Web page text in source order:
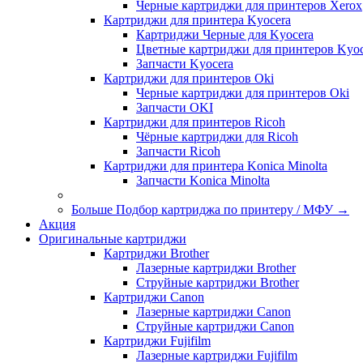
Черные картриджи для принтеров Xerox
Картриджи для принтера Kyocera
Картриджи Черные для Kyocera
Цветные картриджи для принтеров
Запчасти Kyocera
Картриджи для принтеров Oki
Черные картриджи для принтеров Oki
Запчасти OKI
Картриджи для принтеров Ricoh
Чёрные картриджи для Ricoh
Запчасти Ricoh
Картриджи для принтера Konica Minolta
Запчасти Koniсa Minolta
Больше Подбор картриджа по принтеру / МФУ →
Акция
Оригинальные картриджи
Картриджи Brother
Лазерные картриджи Brother
Струйные картриджи Brother
Картриджи Canon
Лазерные картриджи Canon
Струйные картриджи Canon
Картриджи Fujifilm
Лазерные картриджи Fujifilm